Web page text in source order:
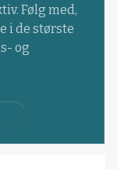
Følg med,
i de største
og